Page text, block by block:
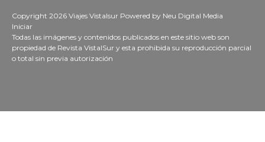
Copyright 2026 Viajes Vistalsur Powered by Neu Digital Media
Iniciar
Todas las imágenes y contenidos publicados en este sitio web son
propiedad de Revista VistalSur y esta prohibida su reproducción parcial
o total sin previa autorización